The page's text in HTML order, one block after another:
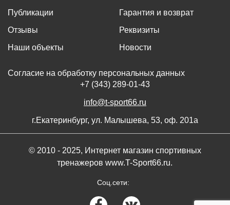
Публикации
Отзывы
Наши объекты
Гарантия и возврат
Реквизиты
Новости
Согласие на обработку персональных данных
+7 (343) 289-01-43
info@t-sport66.ru
г.Екатеринбург, ул. Малышева, 53, оф. 201а
© 2010 - 2025, Интернет магазин спортивных
тренажеров www.T-Sport66.ru.
Соц.сети: